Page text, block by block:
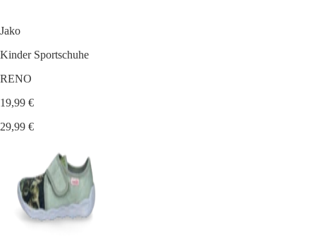
Jako
Kinder Sportschuhe
RENO
19,99 €
29,99 €